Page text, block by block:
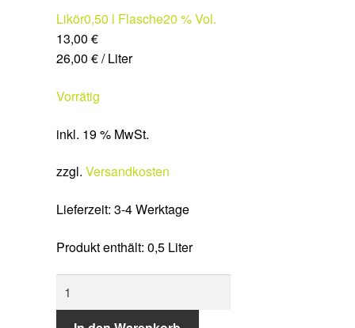
Likör0,50 l Flasche20 % Vol.
13,00 €
26,00 €/Liter
Vorrätig
inkl. 19 % MwSt.
zzgl. Versandkosten
Lieferzeit: 3-4 Werktage
Produkt enthält: 0,5 Liter
Menge